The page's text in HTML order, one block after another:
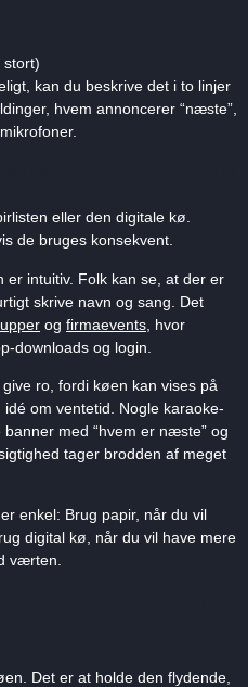
stort)
kan du beskrive det i to linjer
hvem annoncerer “næste”,
eller den digitale kø.
de bruges konsekvent.
er intuitiv. Folk kan se, at der er
skrive navn og sang. Det
og firmaevents , hvor
downloads og login.
ro, fordi køen kan vises på
om ventetid. Nogle karaoke-
med “hvem er næste” og
tager brodden af meget
enkel: Brug papir, når du vil
digital kø, når du vil have mere
værten.
Det er at holde den flydende,